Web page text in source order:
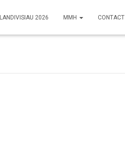
LANDIVISIAU 2026 MMH CONTACT